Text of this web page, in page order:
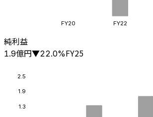
FY20 FY22
純利益
1.9億円▼22.0%FY25
1.3
1.9
2.5